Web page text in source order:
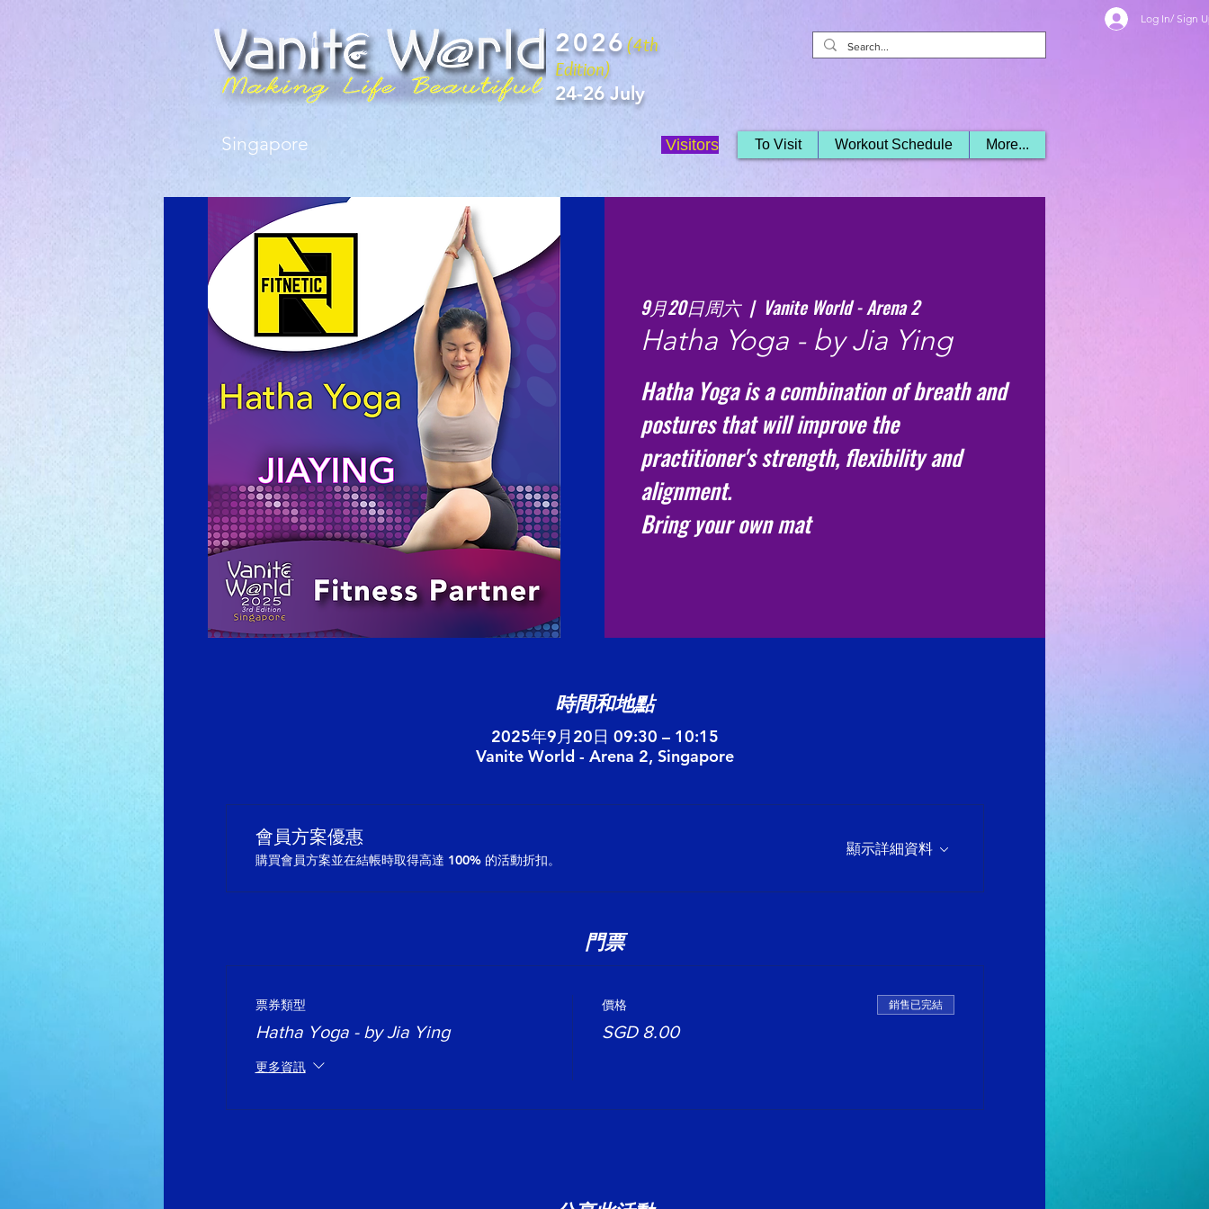
Singapore
2026(4th
Edition)
24-26 July
Log In/ Sign
Visitors To Visit Workout Schedule More...
9月20日周六
  |
Vanite World - Arena 2
Hatha Yoga - by Jia Ying
Hatha Yoga is a combination of breath and
postures that will improve the
practitioner's strength, flexibility and
alignment.
Bring your own mat
時間和地點
2025年9月20日 09:30 – 10:15
Vanite World - Arena 2, Singapore
會員方案優惠
購買會員方案並在結帳時取得高達 100% 的活動折扣。
顯示詳細資料
門票
票券類型
Hatha Yoga - by Jia Ying
更多資訊
價格
SGD 8.00
銷售已完結